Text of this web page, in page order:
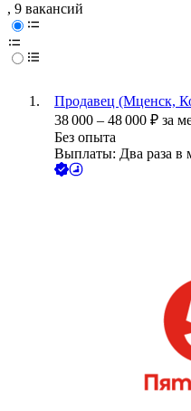
, 9 вакансий
Продавец (Мценск,
38 000 – 48 000 ₽ за
Без опыта
Выплаты: Два раза в